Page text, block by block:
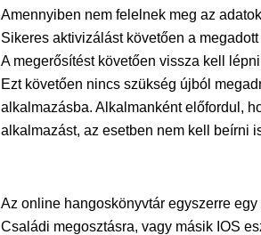
Amennyiben nem felelnek meg az
Sikeres aktivizálást követően a
A megerősítést követően vissza kell
Ezt követően nincs szükség újból
alkalmazásba. Alkalmanként előfordul,
alkalmazást, az esetben nem kell beírni
Az online hangoskönyvtár egyszerre
Családi megosztásra, vagy másik IOS